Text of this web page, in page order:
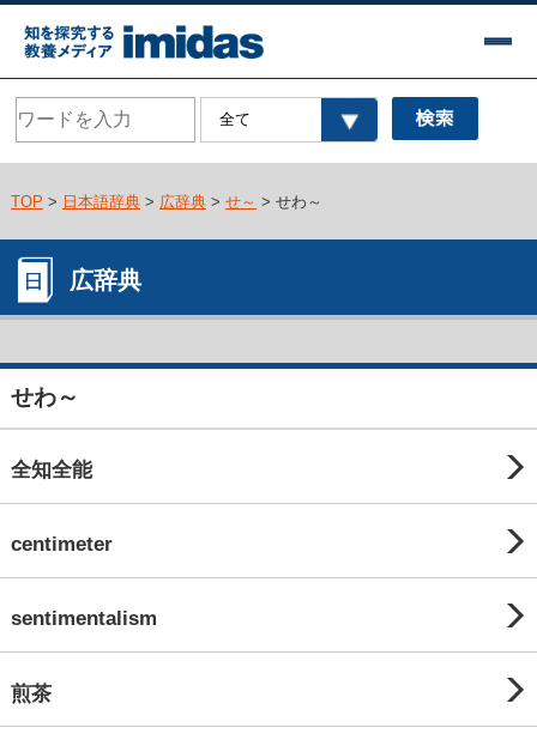
TOP > 日本語辞典> 広辞典> せ～ > せわ～
広辞典
せわ～
全知全能
centimeter
sentimentalism
煎茶